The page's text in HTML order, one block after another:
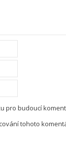
pro budoucí
tohoto